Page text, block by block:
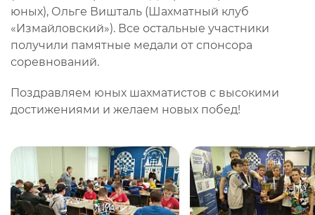
юных), Ольге Вишталь (Шахматный клуб
«Измайловский»). Все остальные участники
получили памятные медали от спонсора
соревнований.
Поздравляем юных шахматистов с высокими
достижениями и желаем новых побед!